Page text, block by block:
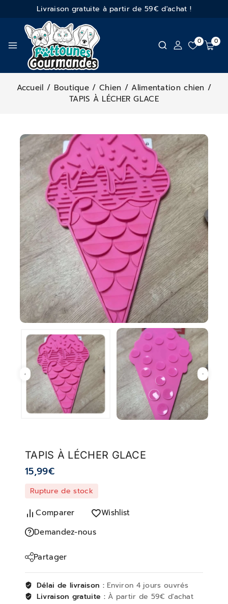
Livraison gratuite à partir de 59€ d'achat !
0 0
Accueil / Boutique / Chien / Alimentation chien /
TAPIS À LÉCHER GLACE
TAPIS À LÉCHER GLACE
15,99€
Rupture de stock
Comparer
Wishlist
Demandez-nous
Partager
Délai de livraison : Environ 4 jours ouvrés
Livraison gratuite :À partir de 59€ d'achat